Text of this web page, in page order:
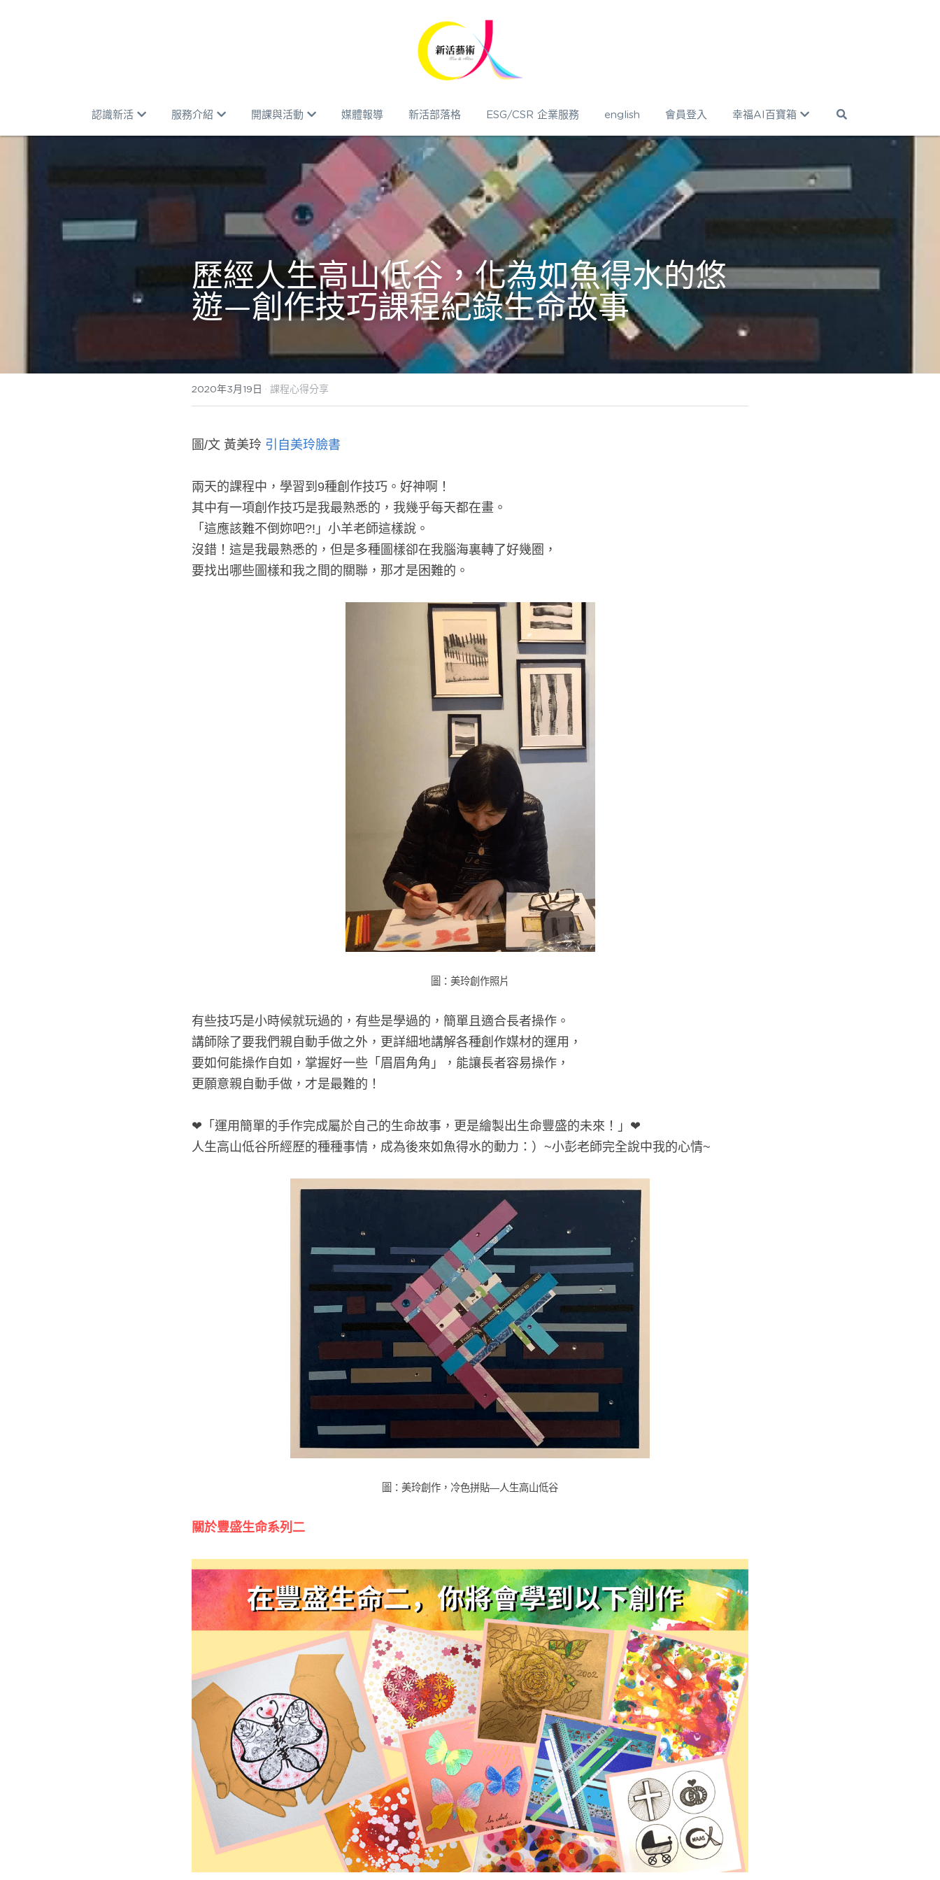
認識新活 服務介紹 開課與活動 媒體報導 新活部落格 ESG/CSR 企業服務 english 會員登入 幸福AI百寶箱
歷經人生高山低谷，化為如魚得水的悠
遊—創作技巧課程紀錄生命故事
2020年3月19日 · 課程心得分享
圖/文 黃美玲 引自美玲臉書
兩天的課程中，學習到9種創作技巧。好神啊！
其中有一項創作技巧是我最熟悉的，我幾乎每天都在畫。
「這應該難不倒妳吧?!」小羊老師這樣說。
沒錯！這是我最熟悉的，但是多種圖樣卻在我腦海裏轉了好幾圈，
要找出哪些圖樣和我之間的關聯，那才是困難的。
圖：美玲創作照片
有些技巧是小時候就玩過的，有些是學過的，簡單且適合長者操作。
講師除了要我們親自動手做之外，更詳細地講解各種創作媒材的運用，
要如何能操作自如，掌握好一些「眉眉角角」，能讓長者容易操作，
更願意親自動手做，才是最難的！
❤「運用簡單的手作完成屬於自己的生命故事，更是繪製出生命豐盛的未來！」❤
人生高山低谷所經歷的種種事情，成為後來如魚得水的動力：）~小彭老師完全說中我的心情~
圖：美玲創作，冷色拼貼—人生高山低谷
關於豐盛生命系列二